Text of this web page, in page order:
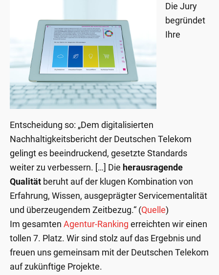
Die Jury
begründet
Ihre
Entscheidung so: „Dem digitalisierten
Nachhaltigkeitsbericht der Deutschen Telekom
gelingt es beeindruckend, gesetzte Standards
weiter zu verbessern. […] Die herausragende
Qualität beruht auf der klugen Kombination von
Erfahrung, Wissen, ausgeprägter Servicementalität
und überzeugendem Zeitbezug.“ (Quelle)
Im gesamten Agentur-Ranking erreichten wir einen
tollen 7. Platz. Wir sind stolz auf das Ergebnis und
freuen uns gemeinsam mit der Deutschen Telekom
auf zukünftige Projekte.